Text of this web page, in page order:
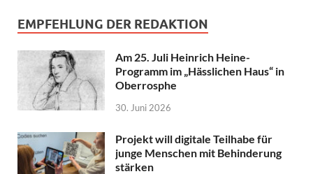
EMPFEHLUNG DER REDAKTION
Am 25. Juli Heinrich Heine-
Programm im „Hässlichen Haus“ in
Oberrosphe
30. Juni 2026
Projekt will digitale Teilhabe für
junge Menschen mit Behinderung
stärken